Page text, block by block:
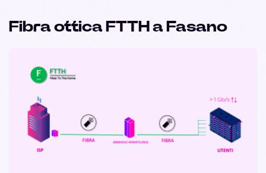
Fibra ottica FTTH a Fasano